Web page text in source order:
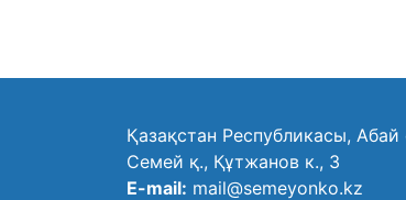
Қазақстан Республикасы,
Семей қ., Құтжанов к., 3
E-mail: mail@semeyonko.kz